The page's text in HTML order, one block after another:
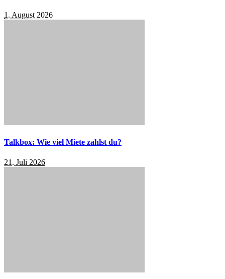
1. August 2026
Talkbox: Wie viel Miete zahlst du?
21. Juli 2026